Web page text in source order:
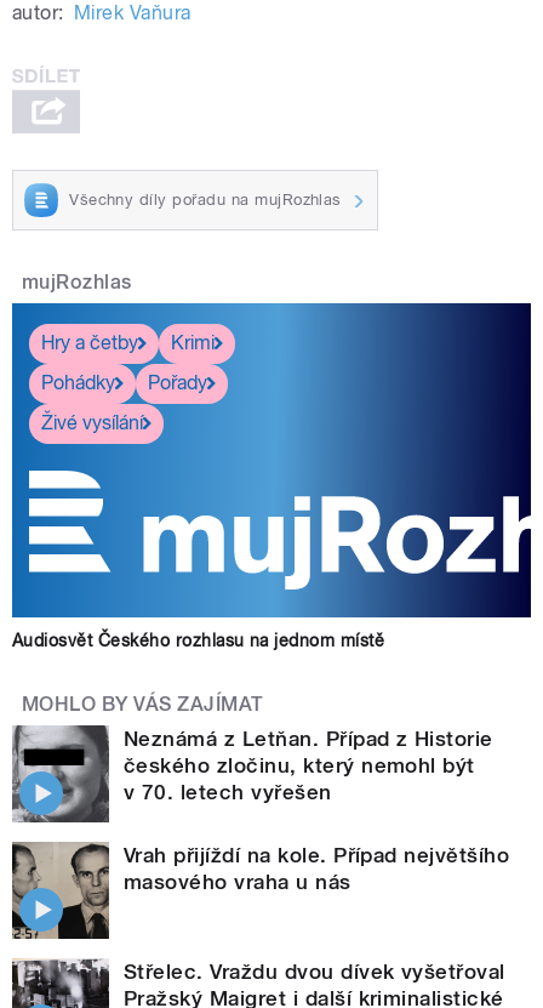
autor: Mirek Vaňura
Všechny díly pořadu na mujRozhlas
mujRozhlas
Hry a četby
Krimi
Pohádky
Pořady
Živé vysílání
Audiosvět Českého rozhlasu na jednom místě
MOHLO BY VÁS ZAJÍMAT
Neznámá z Letňan. Případ z Historie
českého zločinu, který nemohl být
v 70. letech vyřešen
Vrah přijíždí na kole. Případ největšího
masového vraha u nás
Střelec. Vraždu dvou dívek vyšetřoval
Pražský Maigret i další kriminalistické